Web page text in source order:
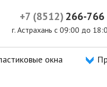
+7 (8512) 266-766
г. Астрахань с 09:00 до
окна